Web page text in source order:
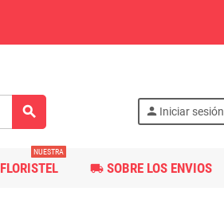
search person Iniciar sesión
NUESTRA
local_shippingSOBRE LOS ENVIOS